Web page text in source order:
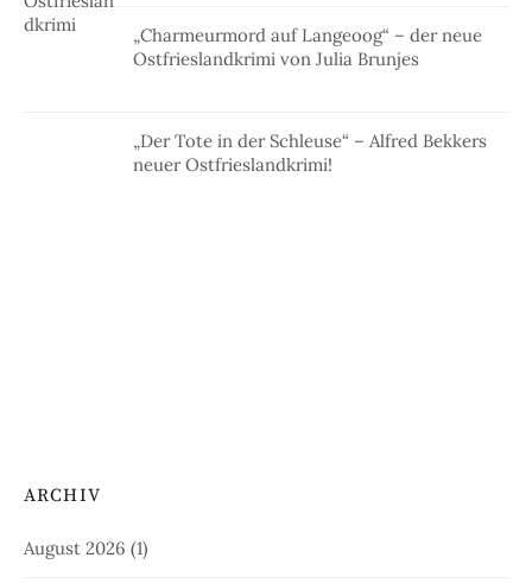
„Charmeurmord auf Langeoog“ – der neue
Ostfrieslandkrimi von Julia Brunjes
„Der Tote in der Schleuse“ – Alfred Bekkers
neuer Ostfrieslandkrimi!
ARCHIV
August 2026 (1)